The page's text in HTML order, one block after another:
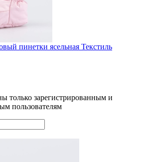
пинетки ясельная Текстиль
только зарегистрированным и
пользователям